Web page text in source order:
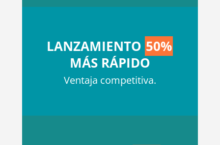
LANZAMIENTO 50%
MÁS RÁPIDO
Ventaja competitiva.